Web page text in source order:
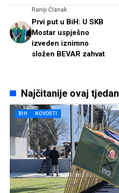
Raniji Članak
Prvi put u BiH: U SKB
Mostar uspješno
izveden iznimno
složen BEVAR zahvat
Najčitanije ovaj tjedan
BIH NOVOSTI